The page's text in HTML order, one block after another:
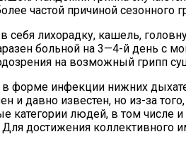
частой причиной сезонного
лихорадку, кашель,
больной на 3—4-й день с
на возможный грипп
форме инфекции нижних
и давно известен, но из-за
людей, в том числе
достижения